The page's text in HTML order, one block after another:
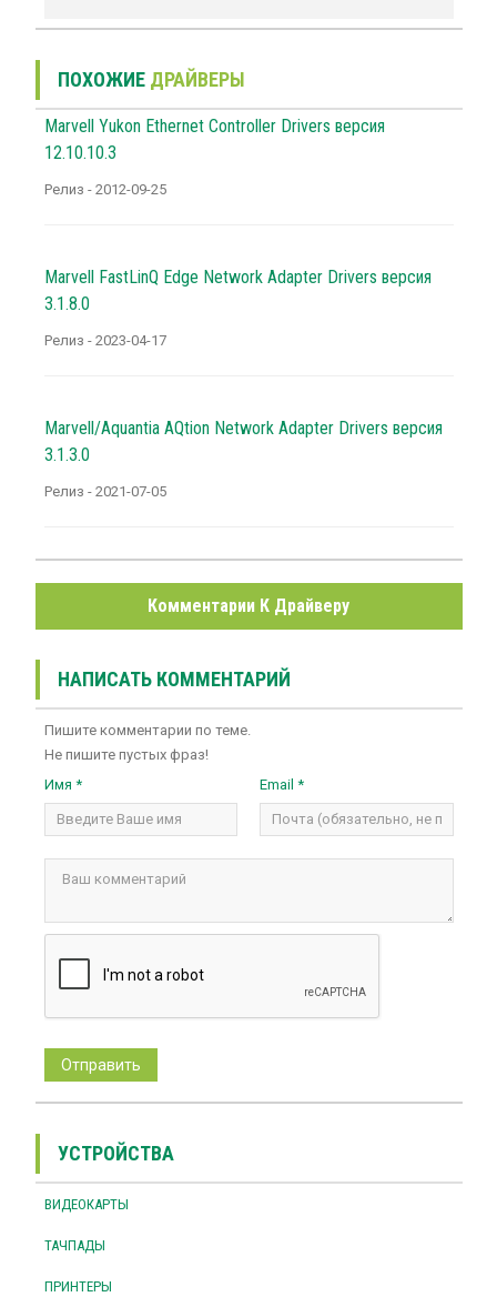
ПОХОЖИЕ ДРАЙВЕРЫ
Marvell Yukon Ethernet Controller Drivers версия
12.10.10.3
Релиз - 2012-09-25
Marvell FastLinQ Edge Network Adapter Drivers версия
3.1.8.0
Релиз - 2023-04-17
Marvell/Aquantia AQtion Network Adapter Drivers версия
3.1.3.0
Релиз - 2021-07-05
Комментарии К Драйверу
НАПИСАТЬ КОММЕНТАРИЙ
Пишите комментарии по теме.
Не пишите пустых фраз!
Имя *
Email *
УСТРОЙСТВА
ВИДЕОКАРТЫ
ТАЧПАДЫ
ПРИНТЕРЫ